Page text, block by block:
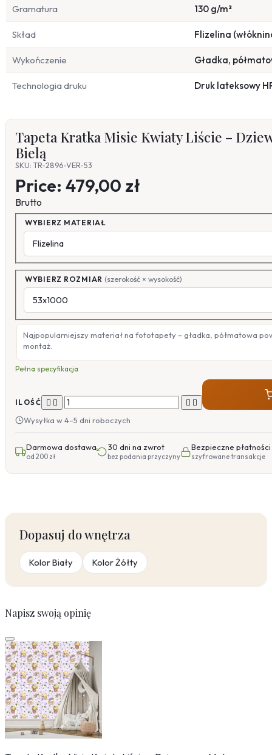
Gramatura 130 g/m²
Skład Flizelina
Wykończenie Gładka,
Technologia druku Druk lateksowy
Tapeta Kratka Misie Kwiaty Liście –
Bielą
SKU: TR-2896-VER-53
Price: 479,00 zł
Brutto
WYBIERZ MATERIAŁ
WYBIERZ ROZMIAR (szerokość × wysokość)
Najpopularniejszy materiał na fototapety – gładka, półmatowa
montaż.
Pełna specyfikacja
ILOŚĆ    
Wysyłka w 4–5 dni roboczych
Darmowa dostawa
od 200 zł
30 dni na zwrot
bez podania przyczyny
Bezpieczne płatności
szyfrowane transakcje
Dopasuj do wnętrza
Kolor Biały Kolor Żółty
Napisz swoją opinię